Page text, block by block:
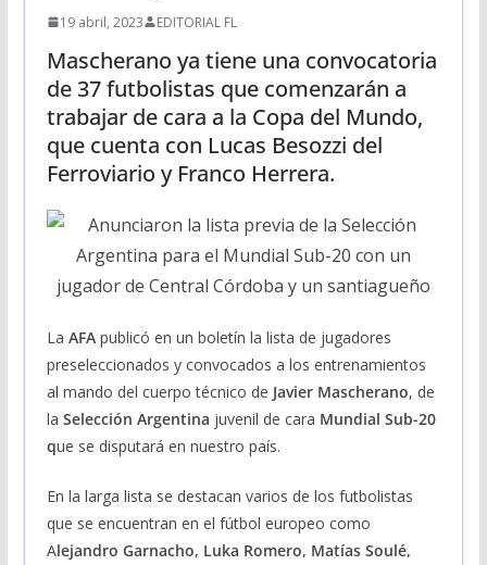
19 abril, 2023 EDITORIAL FL
Mascherano ya tiene una convocatoria
de 37 futbolistas que comenzarán a
trabajar de cara a la Copa del Mundo,
que cuenta con Lucas Besozzi del
Ferroviario y Franco Herrera.
La AFA publicó en un boletín la lista de jugadores
preseleccionados y convocados a los entrenamientos
al mando del cuerpo técnico de Javier Mascherano, de
la Selección Argentina juvenil de cara Mundial Sub-20
que se disputará en nuestro país.
En la larga lista se destacan varios de los futbolistas
que se encuentran en el fútbol europeo como
Alejandro Garnacho, Luka Romero, Matías Soulé,